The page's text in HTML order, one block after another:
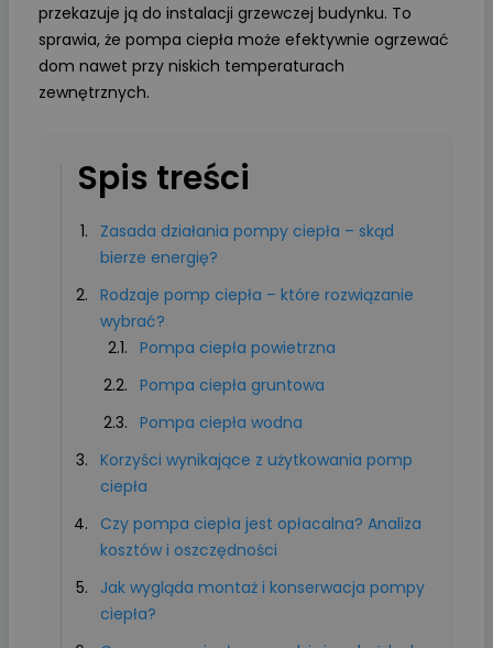
przekazuje ją do instalacji grzewczej budynku. To
sprawia, że pompa ciepła może efektywnie ogrzewać
dom nawet przy niskich temperaturach
zewnętrznych.
Spis treści
Zasada działania pompy ciepła – skąd
bierze energię?
Rodzaje pomp ciepła – które rozwiązanie
wybrać?
Pompa ciepła powietrzna
Pompa ciepła gruntowa
Pompa ciepła wodna
Korzyści wynikające z użytkowania pomp
ciepła
Czy pompa ciepła jest opłacalna? Analiza
kosztów i oszczędności
Jak wygląda montaż i konserwacja pompy
ciepła?